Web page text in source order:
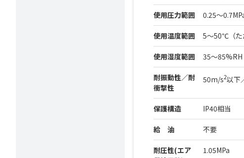
使用圧力範囲 0.25～
使用温度範囲 5～50℃（た
使用湿度範囲 35～85%RH
耐振動性／耐
衝撃性
50m/s2以下
保護構造 IP40相当
給 油 不要
耐圧性(エア
1.05MPa